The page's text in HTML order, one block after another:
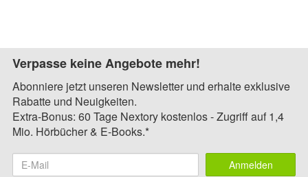
Verpasse keine Angebote mehr!
Abonniere jetzt unseren Newsletter und erhalte exklusive
Rabatte und Neuigkeiten.
Extra-Bonus: 60 Tage Nextory kostenlos - Zugriff auf 1,4
Mio. Hörbücher & E-Books.*
Anmelden